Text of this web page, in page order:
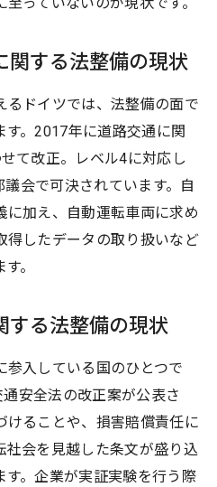
っていないのが現状です。
関する法整備の現状
るドイツでは、法整備の面で
す。2017年に道路交通に関
て改正。レベル4に対応し
会で可決されています。自
に加え、自動運転車両に求め
得したデータの取り扱いなど
。
する法整備の現状
参入している国のひとつで
安全法の改正案が公表さ
けることや、損害賠償責任に
社会を見越した条文が盛り込
す。企業が実証実験を行う際